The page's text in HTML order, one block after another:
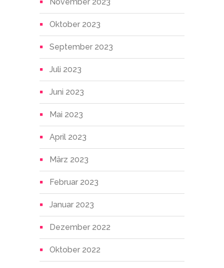
Oktober 2023
September 2023
Juli 2023
Juni 2023
Mai 2023
April 2023
März 2023
Februar 2023
Januar 2023
Dezember 2022
Oktober 2022